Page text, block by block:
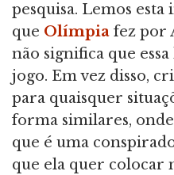
pesquisa. Lemos
que Olímpia fez por
não significa que
jogo. Em vez disso,
para quaisquer
forma similares,
que é uma
que ela quer colocar